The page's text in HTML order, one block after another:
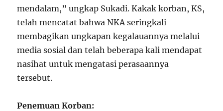
mendalam,” ungkap Sukadi. Kakak korban, KS,
telah mencatat bahwa NKA seringkali
membagikan ungkapan kegalauannya melalui
media sosial dan telah beberapa kali mendapat
nasihat untuk mengatasi perasaannya
tersebut.
Penemuan Korban: